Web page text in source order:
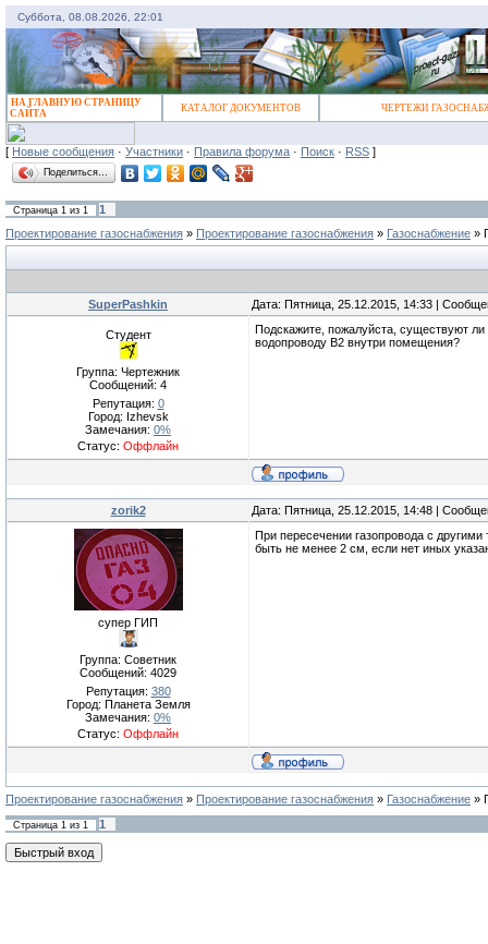
Суббота, 08.08.2026, 22:01
НА ГЛАВНУЮ СТРАНИЦУ
САЙТА
КАТАЛОГ ДОКУМЕНТОВ ЧЕРТЕЖИ
[ Новые сообщения · Участники · Правила форума · Поиск · RSS ]
Поделиться…
Страница 1 из 1
1
Проектирование газоснабжения » Проектирование газоснабжения » Газоснабжение »
SuperPashkin Дата: Пятница, 25.12.2015, 14:33 |
Студент
Группа: Чертежник
Сообщений: 4
Репутация: 0
Город: Izhevsk
Замечания: 0%
Статус: Оффлайн
Подскажите, пожалуйста, существуют
водопроводу В2 внутри помещения?
zorik2 Дата: Пятница, 25.12.2015, 14:48 |
супер ГИП
Группа: Советник
Сообщений: 4029
Репутация: 380
Город: Планета Земля
Замечания: 0%
Статус: Оффлайн
При пересечении газопровода с
быть не менее 2 см, если нет иных
Проектирование газоснабжения » Проектирование газоснабжения » Газоснабжение »
Страница 1 из 1 1